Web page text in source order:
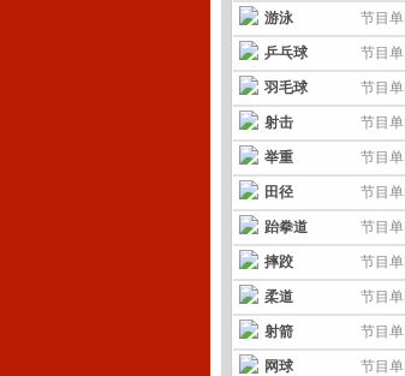
节目单
游泳
节目单
乒乓球
节目单
羽毛球
节目单
射击
节目单
举重
节目单
田径
节目单
跆拳道
节目单
摔跤
节目单
柔道
节目单
射箭
节目单
网球